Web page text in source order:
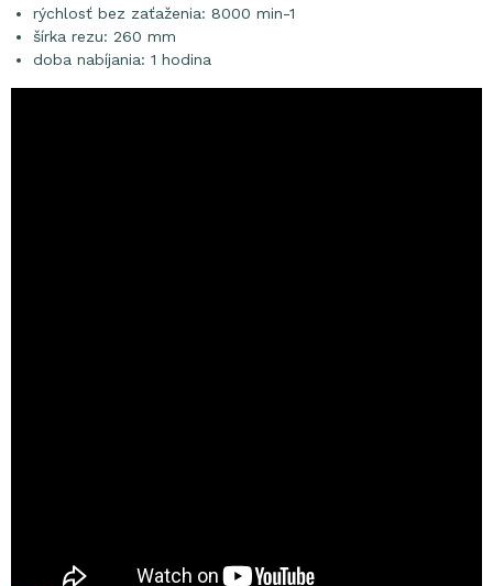
rýchlosť bez zaťaženia: 8000 min-1
šírka rezu: 260 mm
doba nabíjania: 1 hodina